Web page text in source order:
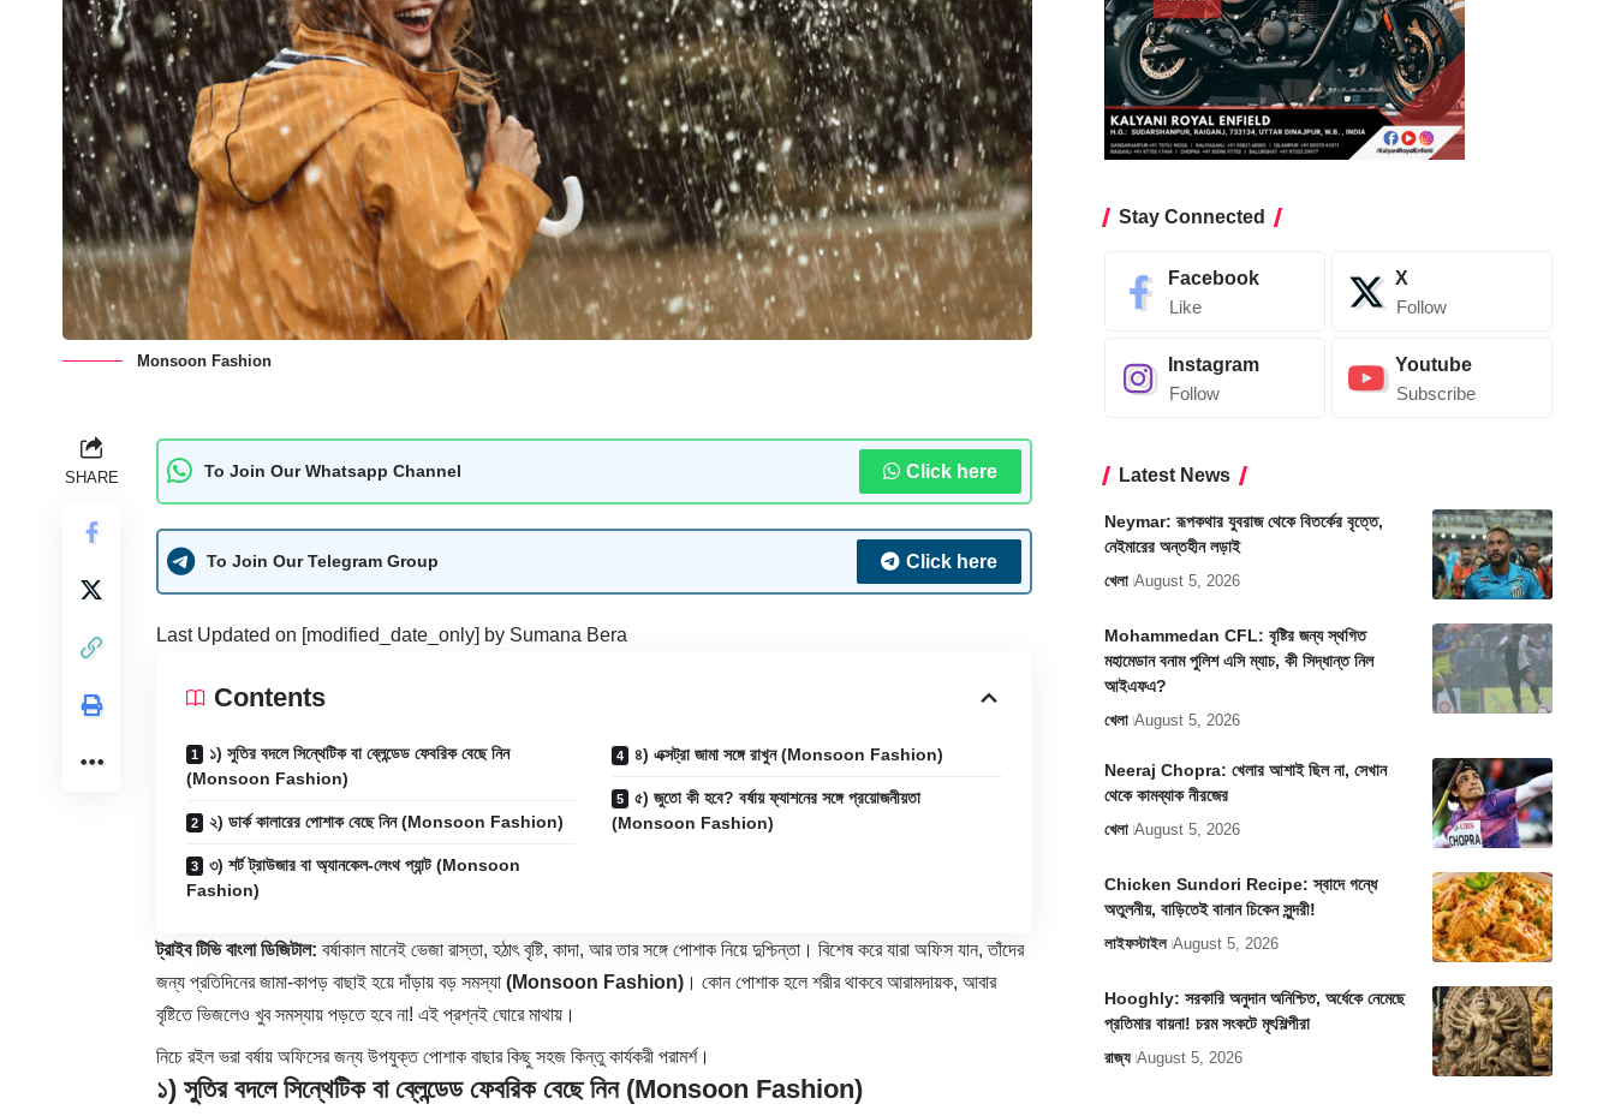
Monsoon Fashion
SHARE To Join Our Whatsapp Channel Click here
To Join Our Telegram Group Click here
Last Updated on [modified_date_only] by Sumana Bera
Contents
১) সুতির বদলে সিন্থেটিক বা ব্লেন্ডেড ফেবরিক বেছে নিন
(Monsoon Fashion)
২) ডার্ক কালারের পোশাক বেছে নিন (Monsoon Fashion)
৩) শর্ট ট্রাউজার বা অ্যানকেল-লেংথ প্যান্ট (Monsoon
Fashion)
৪) এক্সট্রা জামা সঙ্গে রাখুন (Monsoon Fashion)
৫) জুতো কী হবে? বর্ষায় ফ্যাশনের সঙ্গে প্রয়োজনীয়তা
(Monsoon Fashion)
ট্রাইব টিভি বাংলা ডিজিটাল: বর্ষাকালমানেই ভেজা রাস্তা, হঠাৎ বৃষ্টি, কাদা, আর তার সঙ্গে পোশাক নিয়ে দুশ্চিন্তা। বিশেষ করে যারা অফিস যান, তাঁদের
জন্য প্রতিদিনের জামা-কাপড় বাছাই হয়ে দাঁড়ায় বড় সমস্যা (Monsoon Fashion) । কোন পোশাক হলে শরীর থাকবে আরামদায়ক, আবার
বৃষ্টিতে ভিজলেও খুব সমস্যায় পড়তে হবে না! এই প্রশ্নই ঘোরে মাথায়।
নিচে রইল ভরা বর্ষায় অফিসের জন্য উপযুক্ত পোশাক বাছার কিছু সহজ কিন্তু কার্যকরী পরামর্শ।
১) সুতির বদলে সিন্থেটিক বা ব্লেন্ডেড ফেবরিক বেছে নিন (Monsoon Fashion)
Stay Connected
Facebook
Like
X
Follow
Instagram
Follow
Youtube
Subscribe
Latest News
Neymar: রূপকথার যুবরাজ থেকে বিতর্কের বৃত্তে,
নেইমারের অন্তহীন লড়াই
খেলা August 5, 2026
Mohammedan CFL: বৃষ্টির জন্য স্থগিত
মহামেডান বনাম পুলিশ এসি ম্যাচ, কী সিদ্ধান্ত নিল
আইএফএ?
খেলা August 5, 2026
Neeraj Chopra: খেলার আশাই ছিল না, সেখান
থেকে কামব্যাক নীরজের
খেলা August 5, 2026
Chicken Sundori Recipe: স্বাদে গন্ধে
অতুলনীয়, বাড়িতেই বানান চিকেন সুন্দরী!
লাইফস্টাইল August 5, 2026
Hooghly: সরকারি অনুদান অনিশ্চিত, অর্ধেকে নেমেছে
প্রতিমার বায়না! চরম সংকটে মৃৎশিল্পীরা
রাজ্য August 5, 2026